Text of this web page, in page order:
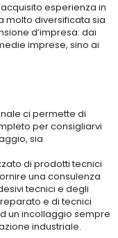
esperienza in
molto diversificata sia
d’impresa: dai
imprese, sino ai
ci permette di
per consigliarvi
sia
di prodotti tecnici
una consulenza
tecnici e degli
e di tecnici
un incollaggio sempre
industriale.